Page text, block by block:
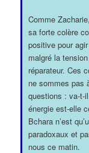
Comme
sa forte colère
positive pour
malgré la
réparateur. Ces
ne sommes pas
questions : va-t-
énergie est-elle
Bchara n’est
paradoxaux et
nous ce matin.